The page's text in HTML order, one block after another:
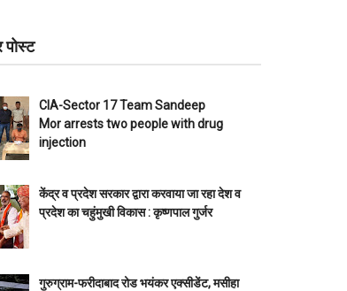
पोस्ट
CIA-Sector 17 Team Sandeep
Mor arrests two people with drug
injection
केंद्र व प्रदेश सरकार द्वारा करवाया जा रहा देश व
प्रदेश का चहुंमुखी विकास : कृष्णपाल गुर्जर
गुरुग्राम-फरीदाबाद रोड भयंकर एक्सीडेंट, मसीहा